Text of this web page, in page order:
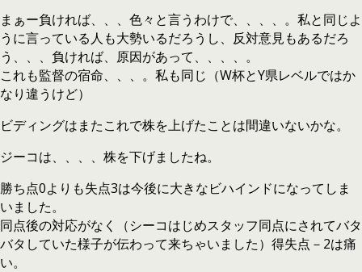
まぁー負ければ、、、色々と言うわけで、、、、。私と同じよ
うに言っている人も大勢いるだろうし、反対意見もあるだろ
う、、、負ければ、原因があって、、、、。
これも監督の宿命、、、。私も同じ（W杯とY県レベルではか
なり違うけど）
ビディングはまたこれで株を上げたことは間違いないかな。
ジーコは、、、、株を下げましたね。
勝ち点0よりも失点3は今後に大きなビハインドになってしま
いました。
同点後の対応がなく（シーコはじめスタッフ同点にされてバタ
バタしていた様子が伝わって来ちゃいました）得失点－2は痛
い。